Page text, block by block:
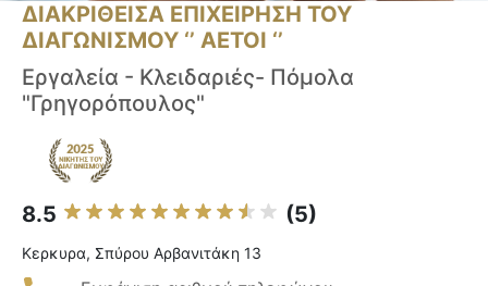
ΔΙΑΚΡΙΘΕΙΣΑ ΕΠΙΧΕΙΡΗΣΗ ΤΟΥ
ΔΙΑΓΩΝΙΣΜΟΥ ‘’ ΑΕΤΟΙ ‘’
Εργαλεία - Κλειδαριές- Πόμολα
"Γρηγορόπουλος"
8.5 (5)
Κερκυρα, Σπύρου Αρβανιτάκη 13